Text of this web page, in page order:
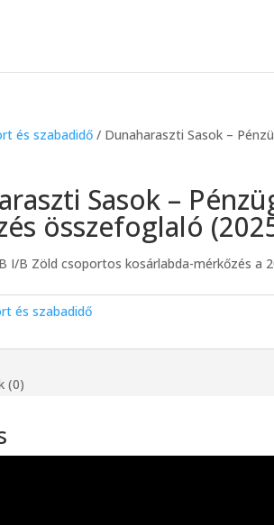
és szabadidő / Dunaharaszti Sasok –
Sasok –
összefoglaló
I/B Zöld csoportos kosárlabda-mérkőzés a
és szabadidő
(0)